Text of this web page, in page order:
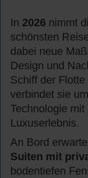
In 2026 nimmt
schönsten
dabei neue
Design und
Schiff der Flotte
verbindet sie
Technologie
Luxuserlebnis.
An Bord
Suiten mit
bodentiefen